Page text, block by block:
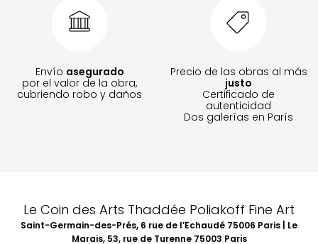
Envío asegurado
por el valor de la obra,
cubriendo robo y daños
Precio de las obras al más
justo
Certificado de
autenticidad
Dos galerías en París
Le Coin des Arts Thaddée Poliakoff Fine Art
Saint-Germain-des-Prés, 6 rue de l’Echaudé 75006 Paris | Le
Marais, 53, rue de Turenne 75003 Paris